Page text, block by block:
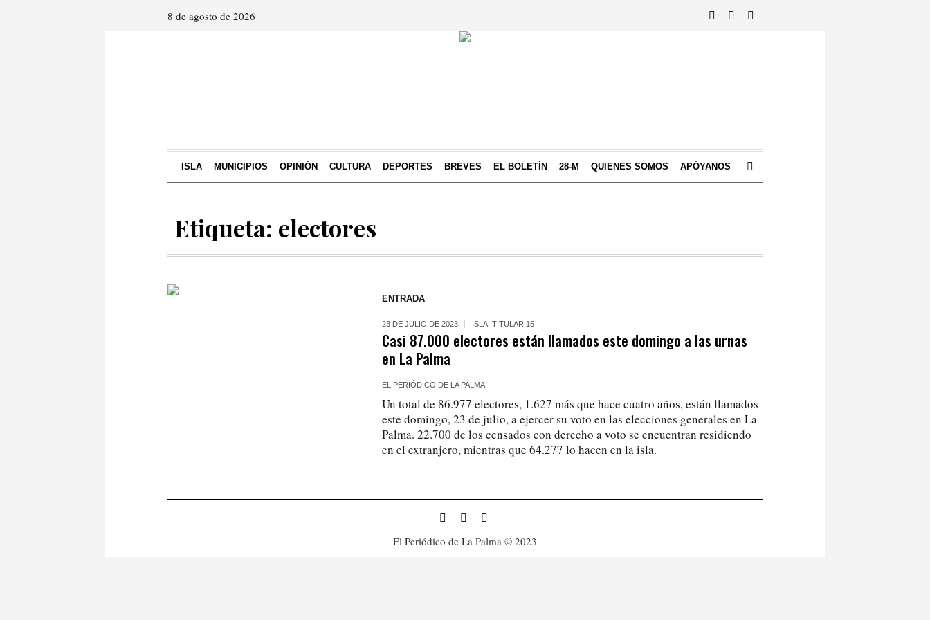
8 de agosto de 2026
ISLA MUNICIPIOS OPINIÓN CULTURA DEPORTES BREVES EL BOLETÍN 28-M QUIENES SOMOS APÓYANOS
Etiqueta: electores
ENTRADA
23 DE JULIO DE 2023 ISLA ,TITULAR 15
Casi 87.000 electores están llamados este domingo a las urnas
en La Palma
EL PERIÓDICO DE LA PALMA
Un total de 86.977 electores, 1.627 más que hace cuatro años, están llamados
este domingo, 23 de julio, a ejercer su voto en las elecciones generales en La
Palma. 22.700 de los censados con derecho a voto se encuentran residiendo
en el extranjero, mientras que 64.277 lo hacen en la isla.
El Periódico de La Palma © 2023